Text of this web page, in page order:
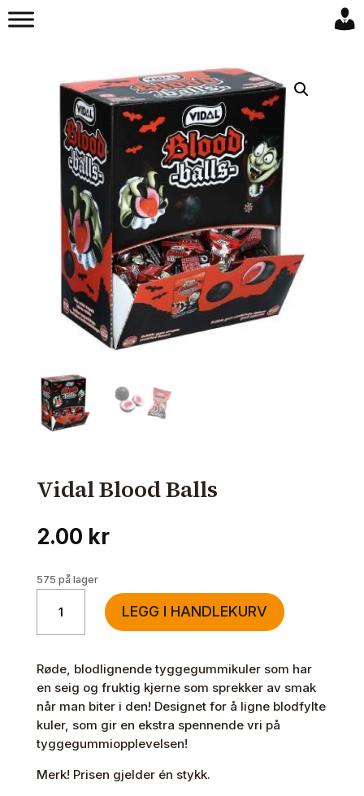
Vidal Blood Balls
2.00 kr
575 på lager
Blood
Balls
LEGG I HANDLEKURV
Røde, blodlignende tyggegummikuler som har
en seig og fruktig kjerne som sprekker av smak
når man biter i den! Designet for å ligne blodfylte
kuler, som gir en ekstra spennende vri på
tyggegummiopplevelsen!
Merk! Prisen gjelder én stykk.